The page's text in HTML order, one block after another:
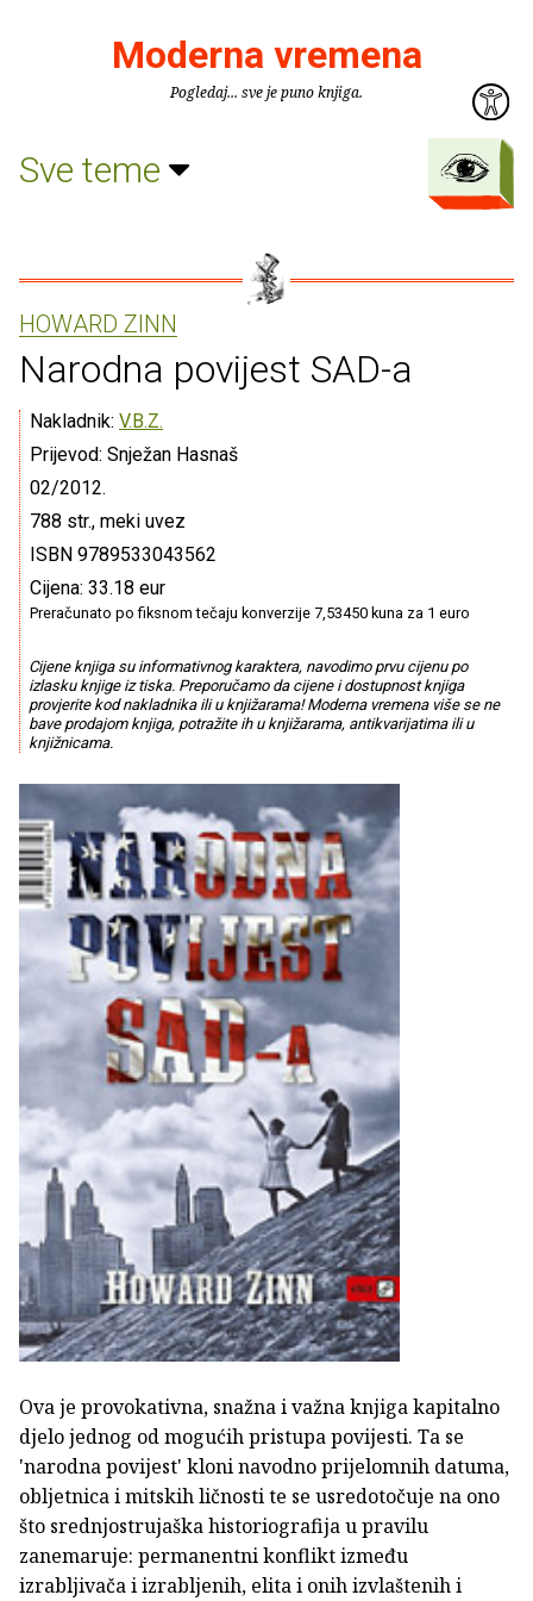
Moderna vremena
Pogledaj... sve je puno knjiga.
Sve teme
HOWARD ZINN
Narodna povijest SAD-a
Nakladnik: V.B.Z.
Prijevod: Snježan Hasnaš
02/2012.
788 str., meki uvez
ISBN 9789533043562
Cijena: 33.18 eur
Preračunato po fiksnom tečaju konverzije 7,53450 kuna za 1 euro
Cijene knjiga su informativnog karaktera, navodimo prvu cijenu po
izlasku knjige iz tiska. Preporučamo da cijene i dostupnost knjiga
provjerite kod nakladnika ili u knjižarama! Moderna vremena više se ne
bave prodajom knjiga, potražite ih u knjižarama, antikvarijatima ili u
knjižnicama.
Ova je provokativna, snažna i važna knjiga kapitalno
djelo jednog od mogućih pristupa povijesti. Ta se
'narodna povijest' kloni navodno prijelomnih datuma,
obljetnica i mitskih ličnosti te se usredotočuje na ono
što srednjostrujaška historiografija u pravilu
zanemaruje: permanentni konflikt između
izrabljivača i izrabljenih, elita i onih izvlaštenih i